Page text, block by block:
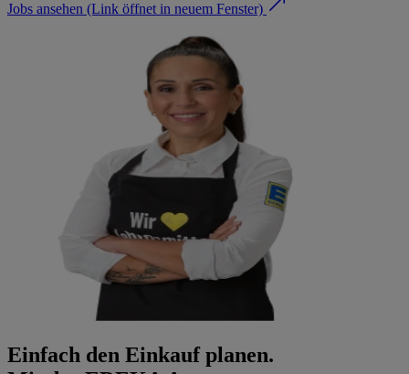
Jobs ansehen (Link öffnet in neuem Fenster)
Einfach den Einkauf planen.